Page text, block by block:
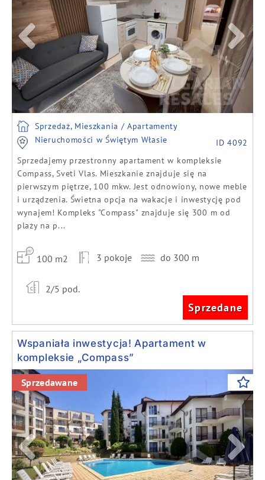
Sprzedaż, Mieszkania / Apartamenty
Nieruchomości w Świętym Własie
ID 4092
Sprzedajemy przestronny apartament w kompleksie
Compass, Sveti Vlas. Mieszkanie znajduje się na
pierwszym piętrze, 100 mkw. Jest odnowiony, nowe meble
i urządzenia. Świetna opcja na wakacje i inwestycję pod
wynajem! Kompleks "Compass" znajduje się 300 m od
plaży na p...
100 m2 3 pokoje do 300 m
2/5 pod.
Sprzedane
Wspaniała inwestycja! Apartament w
kompleksie „Compass”
Previous Next
Sprzedawane